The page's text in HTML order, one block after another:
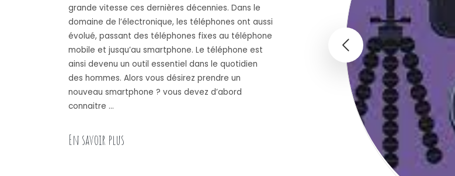
grande vitesse ces dernières décennies. Dans le
domaine de l’électronique, les téléphones ont aussi
évolué, passant des téléphones fixes au téléphone
mobile et jusqu’au smartphone. Le téléphone est
ainsi devenu un outil essentiel dans le quotidien
des hommes. Alors vous désirez prendre un
nouveau smartphone ? vous devez d’abord
connaitre …
En savoir plus « Quels sont les accessoires qui doivent accompagner votre smartphone ? »